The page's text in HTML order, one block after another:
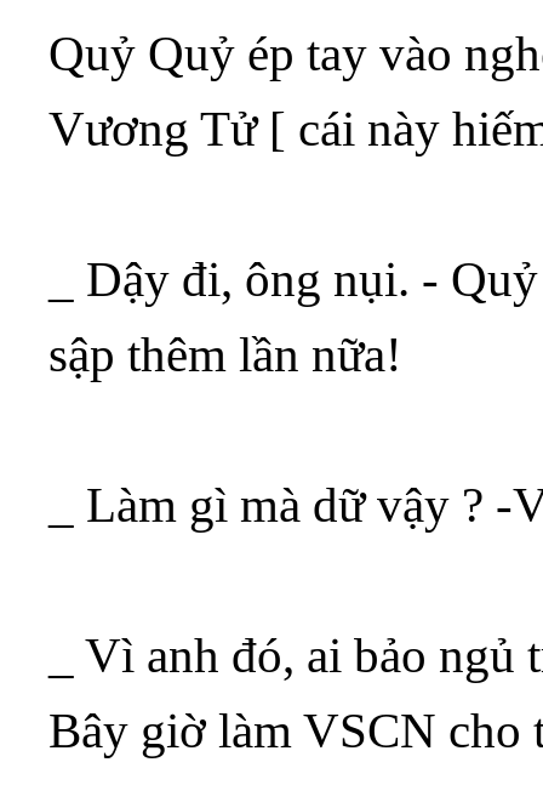
Quỷ Quỷ ép tay vào
Vương Tử [ cái này
_ Dậy đi, ông nụi. -
sập thêm lần nữa!
_ Làm gì mà dữ vậy ?
_ Vì anh đó, ai bảo
Bây giờ làm VSCN cho